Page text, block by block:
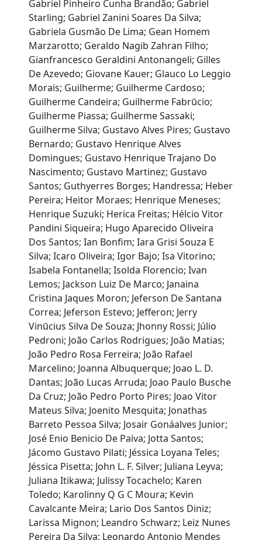
Gabriel Pinheiro Cunha Brandão; Gabriel
Starling; Gabriel Zanini Soares Da Silva;
Gabriela Gusmão De Lima; Gean Homem
Marzarotto; Geraldo Nagib Zahran Filho;
Gianfrancesco Geraldini Antonangeli; Gilles
De Azevedo; Giovane Kauer; Glauco Lo Leggio
Morais; Guilherme; Guilherme Cardoso;
Guilherme Candeira; Guilherme Fabrūcio;
Guilherme Piassa; Guilherme Sassaki;
Guilherme Silva; Gustavo Alves Pires; Gustavo
Bernardo; Gustavo Henrique Alves
Domingues; Gustavo Henrique Trajano Do
Nascimento; Gustavo Martinez; Gustavo
Santos; Guthyerres Borges; Handressa; Heber
Pereira; Heitor Moraes; Henrique Meneses;
Henrique Suzuki; Herica Freitas; Hélcio Vitor
Pandini Siqueira; Hugo Aparecido Oliveira
Dos Santos; Ian Bonfim; Iara Grisi Souza E
Silva; Icaro Oliveira; Igor Bajo; Isa Vitorino;
Isabela Fontanella; Isolda Florencio; Ivan
Lemos; Jackson Luiz De Marco; Janaina
Cristina Jaques Moron; Jeferson De Santana
Correa; Jeferson Estevo; Jefferon; Jerry
Vinūcius Silva De Souza; Jhonny Rossi; Júlio
Pedroni; João Carlos Rodrigues; João Matias;
João Pedro Rosa Ferreira; João Rafael
Marcelino; Joanna Albuquerque; Joao L. D.
Dantas; João Lucas Arruda; Joao Paulo Busche
Da Cruz; João Pedro Porto Pires; Joao Vitor
Mateus Silva; Joenito Mesquita; Jonathas
Barreto Pessoa Silva; Josair Gonáalves Junior;
José Enio Benicio De Paiva; Jotta Santos;
Jácomo Gustavo Pilati; Jéssica Loyana Teles;
Jéssica Pisetta; John L. F. Silver; Juliana Leyva;
Juliana Itikawa; Julissy Tocachelo; Karen
Toledo; Karolinny Q G C Moura; Kevin
Cavalcante Meira; Lario Dos Santos Diniz;
Larissa Mignon; Leandro Schwarz; Leiz Nunes
Pereira Da Silva; Leonardo Antonio Mendes